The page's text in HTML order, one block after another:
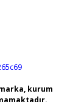
kurum